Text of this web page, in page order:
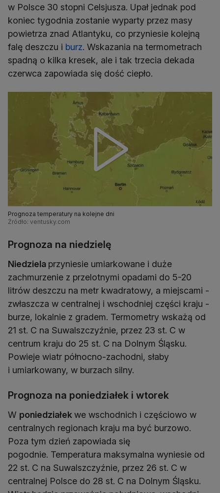
w Polsce 30 stopni Celsjusza. Upał jednak pod
koniec tygodnia zostanie wyparty przez masy
powietrza znad Atlantyku, co przyniesie kolejną
falę deszczu i burz. Wskazania na termometrach
spadną o kilka kresek, ale i tak trzecia dekada
czerwca zapowiada się dość ciepło.
Prognoza temperatury na kolejne dni
Źródło: ventusky.com
Prognoza na niedzielę
Niedziela przyniesie umiarkowane i duże
zachmurzenie z przelotnymi opadami do 5-20
litrów deszczu na metr kwadratowy, a miejscami -
zwłaszcza w centralnej i wschodniej części kraju -
burze, lokalnie z gradem. Termometry wskażą od
21 st. C na Suwalszczyźnie, przez 23 st. C w
centrum kraju do 25 st. C na Dolnym Śląsku.
Powieje wiatr północno-zachodni, słaby
i umiarkowany, w burzach silny.
Prognoza na poniedziałek i wtorek
W poniedziałekwe wschodnich i częściowo w
centralnych regionach kraju ma być burzowo.
Poza tym dzień zapowiada się
pogodnie. Temperatura maksymalna wyniesie od
22 st. C na Suwalszczyźnie, przez 26 st. C w
centralnej Polsce do 28 st. C na Dolnym Śląsku.